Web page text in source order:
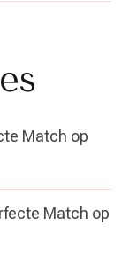
Match op
Match op